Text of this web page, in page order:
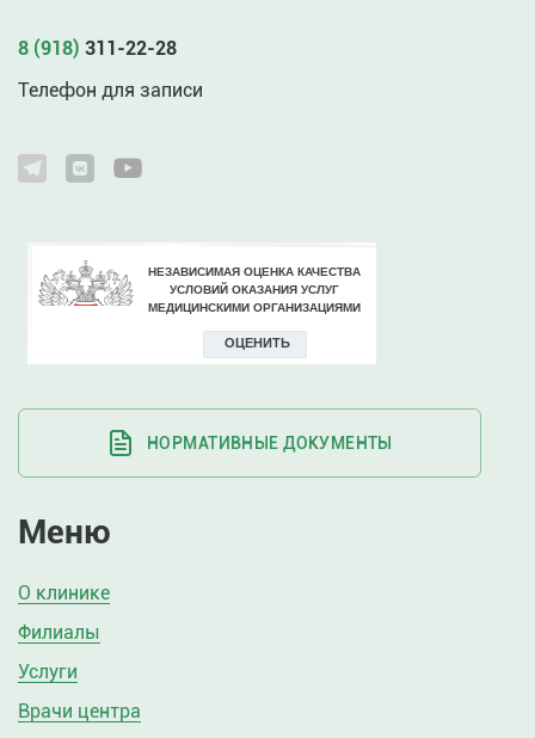
8 (918) 311-22-28
Телефон для записи
НОРМАТИВНЫЕ ДОКУМЕНТЫ
Меню
О клинике
Филиалы
Услуги
Врачи центра